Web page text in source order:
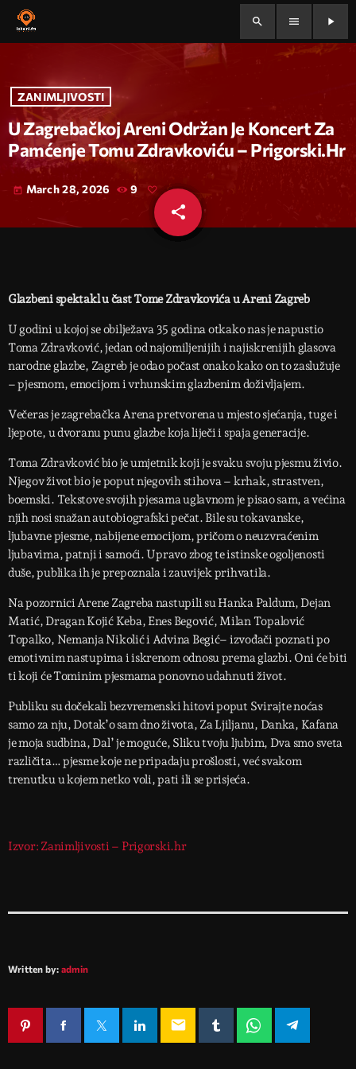
search menu play_arrow
ZANIMLJIVOSTI
U Zagrebačkoj Areni Održan Je Koncert Za
Pamćenje Tomu Zdravkoviću – Prigorski.hr
today March 28, 2026 9
share
email
Glazbeni spektakl u čast Tome Zdravkovića u Areni Zagreb
U godini u kojoj se obilježava 35 godina otkako nas je napustio
Toma Zdravković, jedan od najomiljenijih i najiskrenijih glasova
narodne glazbe, Zagreb je odao počast onako kako on to zaslužuje
– pjesmom, emocijom i vrhunskim glazbenim doživljajem.
Večeras je zagrebačka Arena pretvorena u mjesto sjećanja, tuge i
ljepote, u dvoranu punu glazbe koja liječi i spaja generacije.
Toma Zdravković bio je umjetnik koji je svaku svoju pjesmu živio.
Njegov život bio je poput njegovih stihova – krhak, strastven,
boemski. Tekstove svojih pjesama uglavnom je pisao sam, a većina
njih nosi snažan autobiografski pečat. Bile su tokavanske,
ljubavne pjesme, nabijene emocijom, pričom o neuzvraćenim
ljubavima, patnji i samoći. Upravo zbog te istinske ogoljenosti
duše, publika ih je prepoznala i zauvijek prihvatila.
Na pozornici Arene Zagreba nastupili su Hanka Paldum, Dejan
Matić, Dragan Kojić Keba, Enes Begović, Milan Topalović
Topalko, Nemanja Nikolić i Advina Begić– izvođači poznati po
emotivnim nastupima i iskrenom odnosu prema glazbi. Oni će biti
ti koji će Tominim pjesmama ponovno udahnuti život.
Publiku su dočekali bezvremenski hitovi poput Svirajte noćas
samo za nju, Dotak’o sam dno života, Za Ljiljanu, Danka, Kafana
je moja sudbina, Dal’ je moguće, Sliku tvoju ljubim, Dva smo sveta
različita… pjesme koje ne pripadaju prošlosti, već svakom
trenutku u kojem netko voli, pati ili se prisjeća.
Izvor: Zanimljivosti – Prigorski.hr
Written by: admin
email